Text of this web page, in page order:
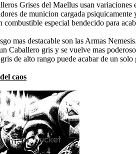
Grises del Maellus usan variaciones
de municion cargada
combustible especial bendecido para
mas destacable son las Armas
Caballero gris y se vuelve mas
de alto rango puede acabar de un
caos